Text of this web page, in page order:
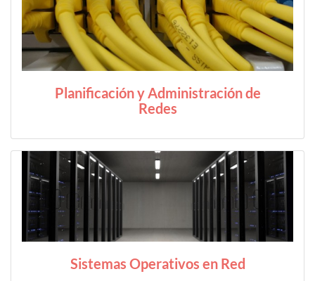
Planificación y Administración de
Redes
Sistemas Operativos en Red